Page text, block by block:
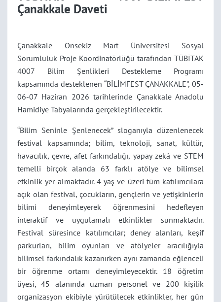
Çanakkale Daveti
Çanakkale Onsekiz Mart Üniversitesi Sosyal
Sorumluluk Proje Koordinatörlüğü tarafından TÜBİTAK
4007 Bilim Şenlikleri Destekleme Programı
kapsamında desteklenen “BİLİMFEST ÇANAKKALE”, 05-
06-07 Haziran 2026 tarihlerinde Çanakkale Anadolu
Hamidiye Tabyalarında gerçekleştirilecektir.
“Bilim Seninle Şenlenecek” sloganıyla düzenlenecek
festival kapsamında; bilim, teknoloji, sanat, kültür,
havacılık, çevre, afet farkındalığı, yapay zekâ ve STEM
temelli birçok alanda 63 farklı atölye ve bilimsel
etkinlik yer almaktadır. 4 yaş ve üzeri tüm katılımcılara
açık olan festival, çocukların, gençlerin ve yetişkinlerin
bilimi deneyimleyerek öğrenmesini hedefleyen
interaktif ve uygulamalı etkinlikler sunmaktadır.
Festival süresince katılımcılar; deney alanları, keşif
parkurları, bilim oyunları ve atölyeler aracılığıyla
bilimsel farkındalık kazanırken aynı zamanda eğlenceli
bir öğrenme ortamı deneyimleyecektir. 18 öğretim
üyesi, 45 alanında uzman personel ve 200 kişilik
organizasyon ekibiyle yürütülecek etkinlikler, her gün